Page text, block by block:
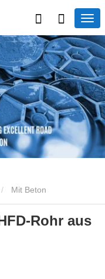
Mit Beton
Rohr aus